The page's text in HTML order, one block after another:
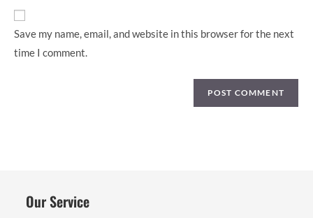
URL
Save my name, email, and website in this browser for the next
time I comment.
Our Service